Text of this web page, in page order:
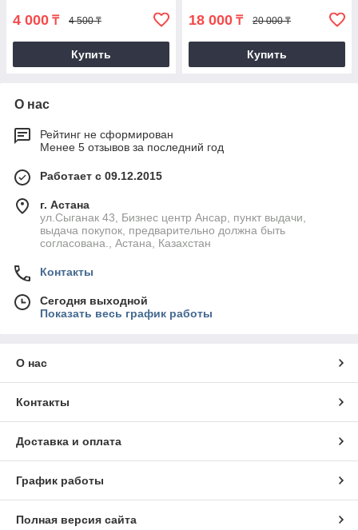
4 000 ₸ 4 500 ₸
Купить
18 000 ₸ 20 000 ₸
Купить
О нас
Рейтинг не сформирован
Менее 5 отзывов за последний год
Работает с 09.12.2015
г. Астана
ул.Сыганак 43, Бизнес центр Ансар, пункт выдачи,
выдача покупок, предварительно должна быть
согласована., Астана, Казахстан
Контакты
Сегодня выходной
Показать весь график работы
О нас
Контакты
Доставка и оплата
График работы
Полная версия сайта